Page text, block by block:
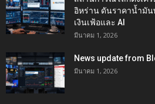
อิหร่าน ดันราคาน้ำมั
เงินเฟ้อและ AI
มีนาคม 1, 2026
News update from
มีนาคม 1, 2026